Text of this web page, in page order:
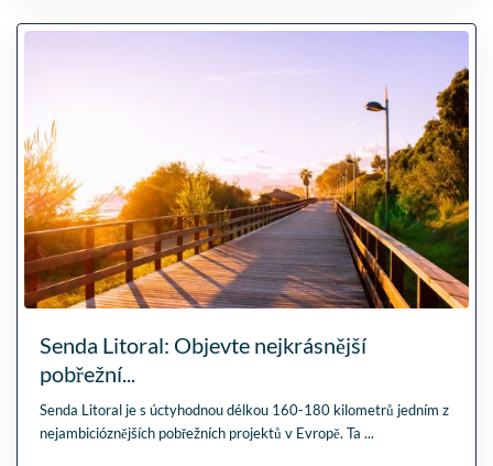
Senda Litoral: Objevte nejkrásnější
pobřežní...
Senda Litoral je s úctyhodnou délkou 160-180 kilometrů jedním z
nejambicióznějších pobřežních projektů v Evropě. Ta...